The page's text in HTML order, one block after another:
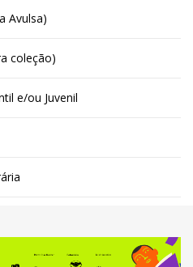
Avulsa)
coleção)
e/ou Juvenil